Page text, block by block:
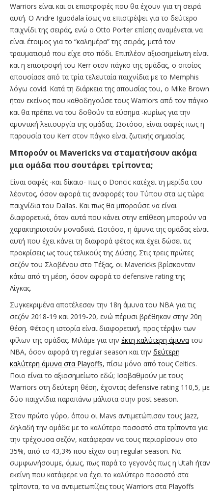
Warriors είναι και οι επιστροφές που θα έχουν για τη σειρά
αυτή. Ο Andre Iguodala ίσως να επιστρέψει για το δεύτερο
παιχνίδι της σειράς, ενώ ο Otto Porter επίσης αναμένεται να
είναι έτοιμος για το “καλημέρα” της σειράς, μετά τον
τραυματισμό που είχε στο πόδι. Επιπλέον αξιοσημείωτη είναι
και η επιστροφή του Kerr στον πάγκο της ομάδας, ο οποίος
απουσίασε από τα τρία τελευταία παιχνίδια με το Memphis
λόγω covid. Κατά τη διάρκεια της απουσίας του, ο Mike Brown
ήταν εκείνος που καθοδηγούσε τους Warriors από τον πάγκο
και θα πρέπει να του δοθούν τα εύσημα -κυρίως για την
αμυντική λειτουργία της ομάδας. Ωστόσο, είναι σαφές πως η
παρουσία του Kerr στον πάγκο είναι ζωτικής σημασίας.
Μπορούν οι Mavericks να σταματήσουν ακόμα
μια ομάδα που σουτάρει τρίποντα;
Είναι σαφές -και δίκαιο- πως ο Doncic κατέχει τη μερίδα του
λέοντος, όσον αφορά τις αναφορές του Τύπου στα ως τώρα
παιχνίδια του Dallas. Και πως θα μπορούσε να είναι
διαφορετικά, όταν αυτά που κάνει στην επίθεση μπορούν να
χαρακτηριστούν μοναδικά. Ωστόσο, η άμυνα της ομάδας είναι
αυτή που έχει κάνει τη διαφορά φέτος και έχει δώσει τις
προκρίσεις ως τους τελικούς της Δύσης. Στις τρεις πρώτες
σεζόν του Σλοβένου στο Τέξας, οι Mavericks βρίσκονταν
κάτω από τη μέση, όσον αφορά το defensive rating της
Λίγκας.
Συγκεκριμένα αποτέλεσαν την 18η άμυνα του NBA για τις
σεζόν 2018-19 και 2019-20, ενώ πέρυσι βρέθηκαν στην 20η
θέση. Φέτος η ιστορία είναι διαφορετική, προς τέρψιν των
φίλων της ομάδας. Μιλάμε για την έκτη καλύτερη άμυνα του
NBA, όσον αφορά τη regular season και την δεύτερη
καλύτερη άμυνα στα Playoffs, πίσω μόνο από τους Celtics.
Ποιο είναι το αξιοσημείωτο εδώ; Ισοβαθμούν με τους
Warriors στη δεύτερη θέση, έχοντας defensive rating 110,5, με
δύο παιχνίδια παραπάνω μάλιστα στην post season.
Στον πρώτο γύρο, όπου οι Mavs αντιμετώπισαν τους Jazz,
δηλαδή την ομάδα με το καλύτερο ποσοστό στα τρίποντα για
την τρέχουσα σεζόν, κατάφεραν να τους περιορίσουν στο
35%, από το 43,3% που είχαν στη regular season. Να
συμφωνήσουμε, όμως, πως παρά το γεγονός πως η Utah ήταν
εκείνη που κατάφερε να έχει το καλύτερο ποσοστό στα
τρίποντα, το να αντιμετωπίζεις τους Warriors στα Playoffs